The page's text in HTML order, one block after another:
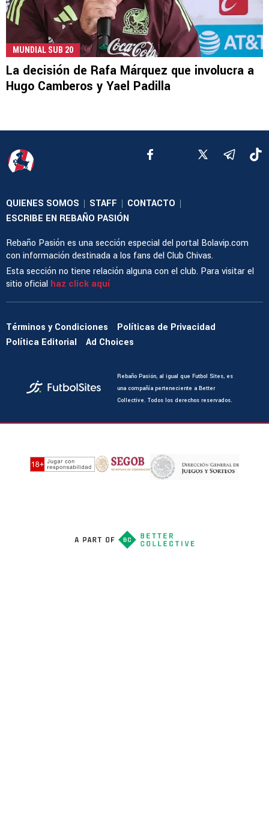
MUNDIAL SUB 20
La decisión de Rafa Márquez que involucra a
Hugo Camberos y Yael Padilla
QUIENES SOMOS STAFF CONTACTO
ESCRIBE EN REBAÑO PASIÓN
Rebaño Pasión es una sección especial del portal Bolavip.com
con información destinada a los fans del Club Chivas.
Esta sección no tiene relación alguna con el club. Para visitar el
sitio oficial haz click aquí
Términos y Condiciones
Políticas de Privacidad
Política Editorial
Ad Choices
Rebaño Pasión, al igual que Futbol Sites, es
una compañía perteneciente a Better
Collective. Todos los derechos reservados.